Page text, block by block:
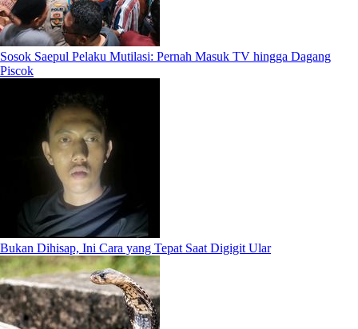
Sosok Saepul Pelaku Mutilasi: Pernah Masuk TV hingga Dagang
Piscok
Bukan Dihisap, Ini Cara yang Tepat Saat Digigit Ular